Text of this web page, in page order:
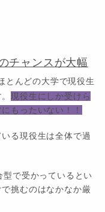
チャンスが大幅
とんどの大学で現役生
。現役生にしか受けら
もったいない！！
る現役生は全体で過
で受かっているとい
挑むのはなかなか厳